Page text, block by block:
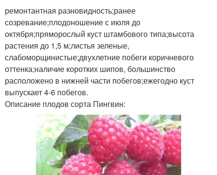
ремонтантная разновидность;ранее
созревание;плодоношение с июля до
октября;пряморослый куст штамбового типа;высота
растения до 1,5 м;листья зеленые,
слабоморщинистые;двухлетние побеги коричневого
оттенка;наличие коротких шипов, большинство
расположено в нижней части побегов;ежегодно куст
выпускает 4-6 побегов.
Описание плодов сорта Пингвин: